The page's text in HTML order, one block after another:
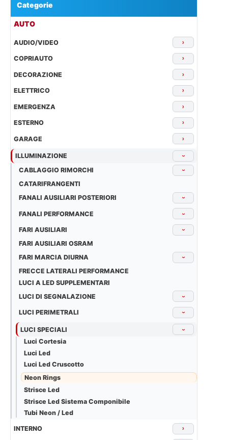
Categorie
AUTO
AUDIO/VIDEO ›
COPRIAUTO ›
DECORAZIONE ›
ELETTRICO ›
EMERGENZA ›
ESTERNO ›
GARAGE ›
ILLUMINAZIONE ›
CABLAGGIO RIMORCHI ›
CATARIFRANGENTI
FANALI AUSILIARI POSTERIORI
›
FANALI PERFORMANCE ›
FARI AUSILIARI ›
FARI AUSILIARI OSRAM
FARI MARCIA DIURNA
›
FRECCE LATERALI PERFORMANCE
LUCI A LED SUPPLEMENTARI
LUCI DI SEGNALAZIONE
›
LUCI PERIMETRALI ›
LUCI SPECIALI ›
Luci Cortesia
Luci Led
Luci Led Cruscotto
Neon Rings
Strisce Led
Strisce Led Sistema Componibile
Tubi Neon / Led
INTERNO ›